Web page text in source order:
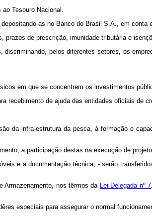
Tesouro Nacional.
as no Banco do Brasil S.A., em conta
de prescrição, imunidade tributária e
pelos diferentes setores, os
em que se concentrem os investimentos
recebimento de ajuda das entidades oficiais de
da infra-estrutura da pesca, à formação e
a participação destas na execução de
e a documentação técnica, - serão
Armazenamento, nos têrmos da Lei Delegada nº
especiais para assegurar o normal